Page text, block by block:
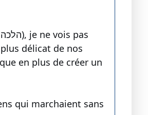
délicat de nos
en plus de créer un
qui marchaient sans